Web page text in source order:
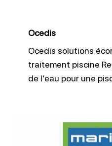
Ocedis
Ocedis solutions
traitement piscine
de l’eau pour une